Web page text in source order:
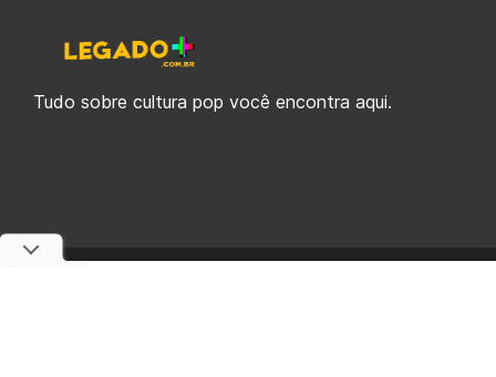
Tudo sobre cultura pop você encontra aqui.